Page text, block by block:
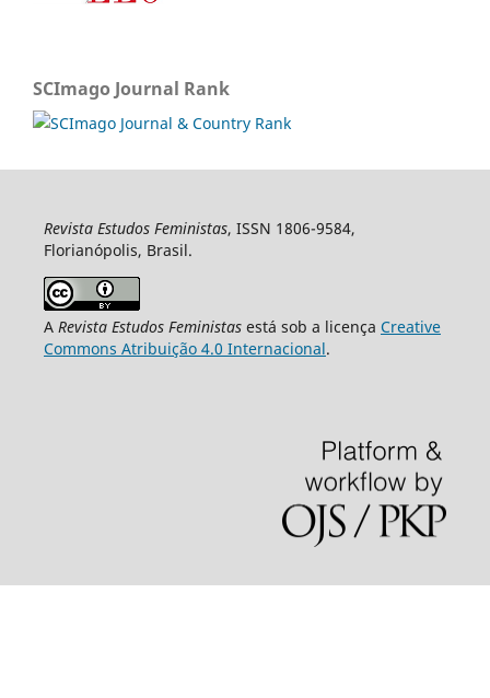
SCImago Journal Rank
Revista Estudos Feministas, ISSN 1806-9584,
Florianópolis, Brasil.
A Revista Estudos Feministasestá sob a licença Creative
Commons Atribuição 4.0 Internacional.